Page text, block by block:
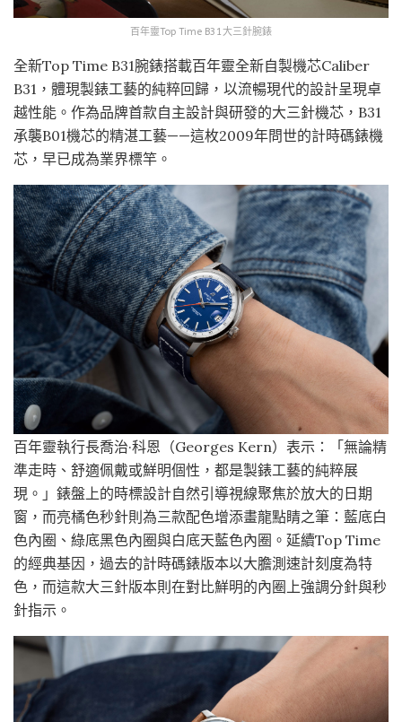
百年靈Top Time B31大三針腕錶
全新Top Time B31腕錶搭載百年靈全新自製機芯Caliber
B31，體現製錶工藝的純粹回歸，以流暢現代的設計呈現卓
越性能。作為品牌首款自主設計與研發的大三針機芯，B31
承襲B01機芯的精湛工藝——這枚2009年問世的計時碼錶機
芯，早已成為業界標竿。
百年靈執行長喬治·科恩（Georges Kern）表示：「無論精
準走時、舒適佩戴或鮮明個性，都是製錶工藝的純粹展
現。」錶盤上的時標設計自然引導視線聚焦於放大的日期
窗，而亮橘色秒針則為三款配色增添畫龍點睛之筆：藍底白
色內圈、綠底黑色內圈與白底天藍色內圈。延續Top Time
的經典基因，過去的計時碼錶版本以大膽測速計刻度為特
色，而這款大三針版本則在對比鮮明的內圈上強調分針與秒
針指示。